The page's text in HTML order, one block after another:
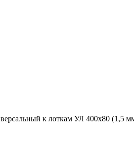
к лоткам УЛ 400х80 (1,5